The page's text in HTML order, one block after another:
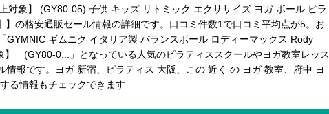
対象】 (GY80-05) 子供 キッズ リトミック エクササイズ ヨガ ボール ピラ
】の格安通販セール情報の詳細です。口コミ件数1で口コミ平均点が5。お
GYMNIC ギムニク イタリア製 バランスボール ロディーマックス Rody
】 (GY80-0...」となっている人気のピラティススクールやヨガ教室レッス
情報です。ヨガ 新宿、ピラティス 大阪、この 近く の ヨガ 教室、府中 ヨ
る情報もチェックできます